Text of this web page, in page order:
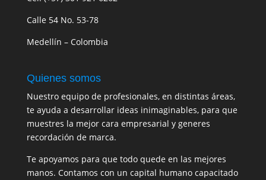
Calle 54 No. 53-78
Medellín – Colombia
Quienes somos
Nuestro equipo de profesionales, en distintas áreas,
te ayuda a desarrollar ideas inimaginables, para que
muestres la mejor cara empresarial y generes
recordación de marca.
Te apoyamos para que todo quede en las mejores
manos. Contamos con un capital humano capacitado